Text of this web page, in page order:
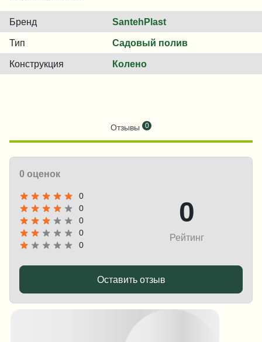
Бренд SantehPlast
Тип Садовый полив
Конструкция Колено
Отзывы 0
0 оценок
0
0
0
0
0
0
Рейтинг
Оставить отзыв